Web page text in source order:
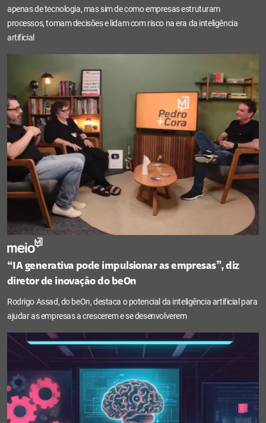
apenas de tecnologia, mas sim de como empresas estruturam
processos, tomam decisões e lidam com risco na era da inteligência
artificial
“IA generativa pode impulsionar as empresas”, diz
diretor de inovação do beOn
Rodrigo Assad, do beOn, destaca o potencial da inteligência artificial para
ajudar as empresas a crescerem e se desenvolverem